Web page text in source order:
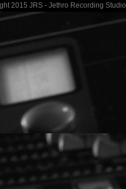
2015 JRS - Jethro Recording Studio